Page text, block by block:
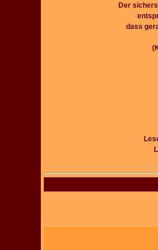
Der
dass